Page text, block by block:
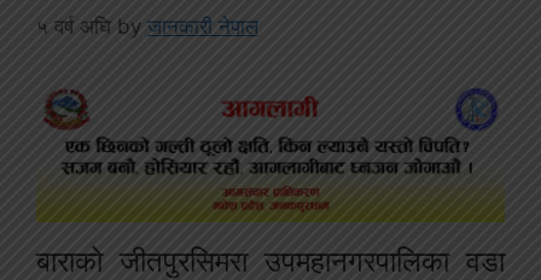
५ वर्ष अघि by जानकारी नेपाल
बाराको जीतपुरसिमरा उपमहानगरपालिका वडा